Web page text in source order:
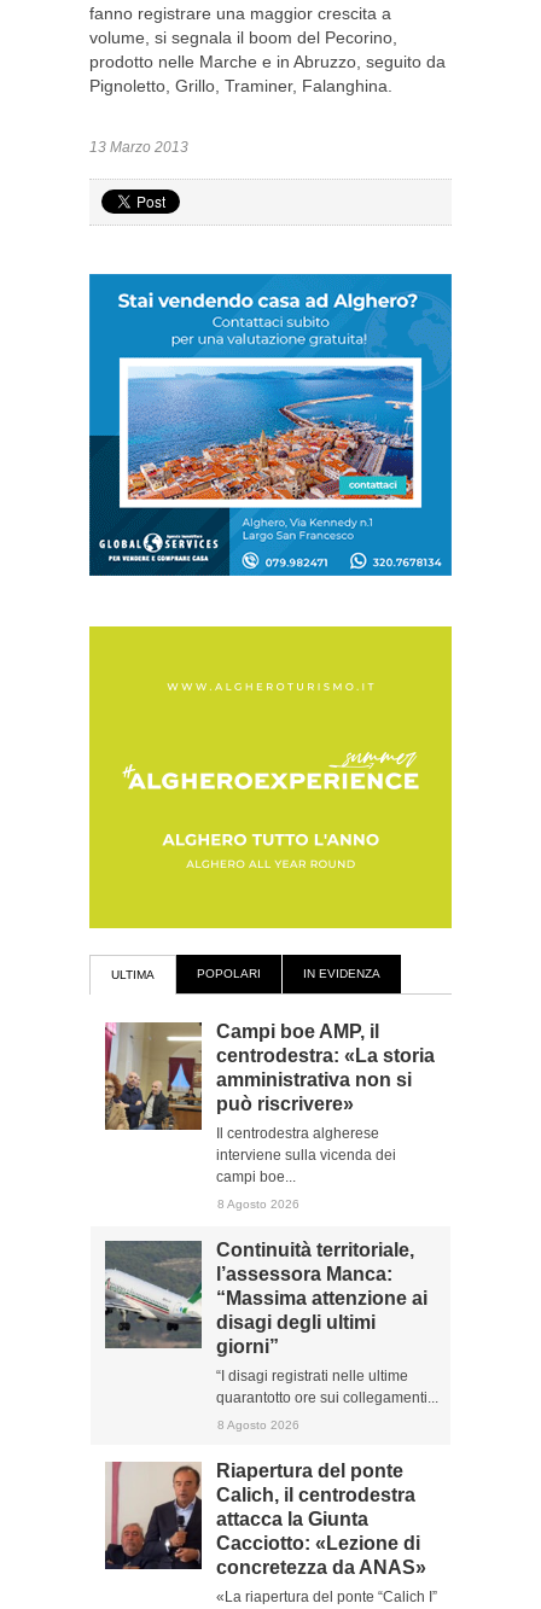
fanno registrare una maggior crescita a
volume, si segnala il boom del Pecorino,
prodotto nelle Marche e in Abruzzo, seguito da
Pignoletto, Grillo, Traminer, Falanghina.
13 Marzo 2013
ULTIMA POPOLARI IN EVIDENZA
Campi boe AMP, il
centrodestra: «La storia
amministrativa non si
può riscrivere»
Il centrodestra algherese
interviene sulla vicenda dei
campi boe...
8 Agosto 2026
Continuità territoriale,
l’assessora Manca:
“Massima attenzione ai
disagi degli ultimi
giorni”
“I disagi registrati nelle ultime
quarantotto ore sui collegamenti...
8 Agosto 2026
Riapertura del ponte
Calich, il centrodestra
attacca la Giunta
Cacciotto: «Lezione di
concretezza da ANAS»
«La riapertura del ponte “Calich I”